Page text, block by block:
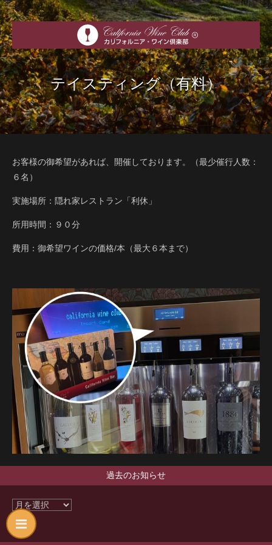
テイスティング（有料）
お客様の御希望があれば、開催しております。（最少催行人数：
６名）
実施場所：隠れ家レストラン「利休」
所用時間：９０分
費用：御希望ワインの価格/本（最大６本まで）
過去のお知らせ